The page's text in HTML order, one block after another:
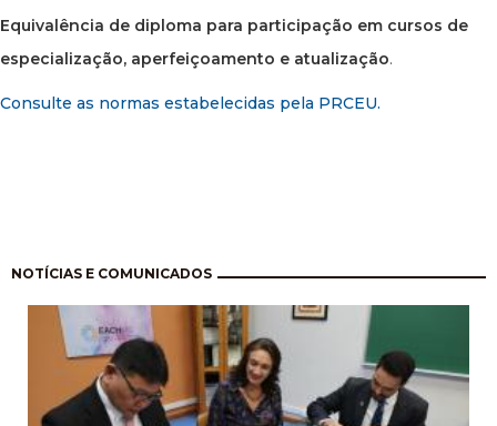
Equivalência de diploma para participação em cursos de
especialização, aperfeiçoamento e atualização.
Consulte as normas estabelecidas pela PRCEU.
NOTÍCIAS E COMUNICADOS
Pagination